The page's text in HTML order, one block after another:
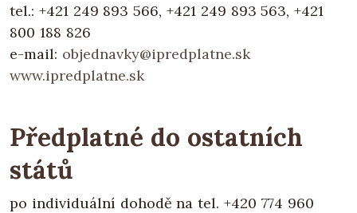
tel.: +421 249 893 566, +421 249 893 563, +421
800 188 826
e-mail: objednavky@ipredplatne.sk
www.ipredplatne.sk
Předplatné do ostatních
států
po individuální dohodě na tel. +420 774 960